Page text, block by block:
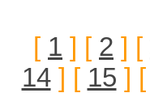
[ 1 ] [ 2 ] [
14] [ 15 ] [